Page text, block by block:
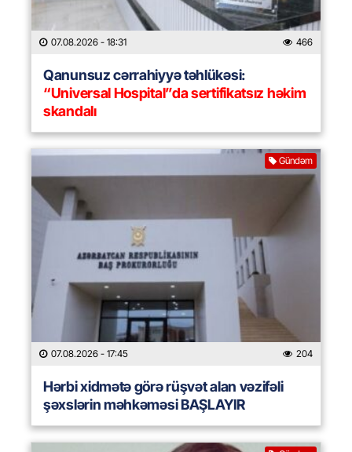
07.08.2026 - 18:31 466
Qanunsuz cərrahiyyə təhlükəsi:
“Universal Hospital”da sertifikatsız həkim
skandalı
Gündəm
07.08.2026 - 17:45 204
Hərbi xidmətə görə rüşvət alan vəzifəli
şəxslərin məhkəməsi BAŞLAYIR